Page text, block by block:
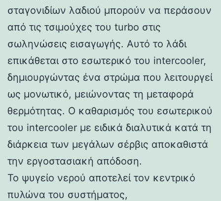
σταγονιδίων λαδιού μπορούν να περάσουν
από τις τσιμούχες του turbo στις
σωληνώσεις εισαγωγής. Αυτό το λάδι
επικάθεται στο εσωτερικό του intercooler,
δημιουργώντας ένα στρώμα που λειτουργεί
ως μονωτικό, μειώνοντας τη μεταφορά
θερμότητας. Ο καθαρισμός του εσωτερικού
του intercooler με ειδικά διαλυτικά κατά τη
διάρκεια των μεγάλων σέρβις αποκαθιστά
την εργοστασιακή απόδοση.
Το ψυγείο νερού αποτελεί τον κεντρικό
πυλώνα του συστήματος,